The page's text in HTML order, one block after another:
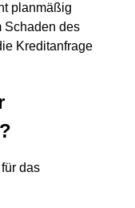
planmäßig
Schaden des
Kreditanfrage
das